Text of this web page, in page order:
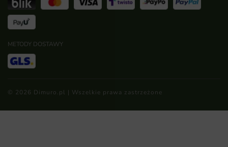
METODY DOSTAWY
© 2026 Dimuro.pl | Wszelkie prawa zastrzeżone